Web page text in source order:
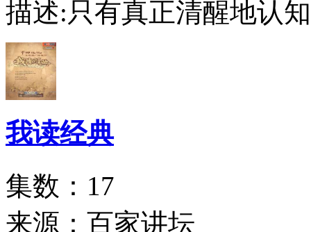
描述:只有真正清醒地认
我读经典
集数：17
来源：百家讲坛